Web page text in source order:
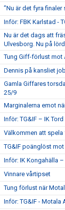
”Nu är det fyra finaler
Inför: FBK Karlstad -
Nu är det dags att
Ulvesborg. Nu på
Tung Giff-förlust mot
Dennis på kansliet
Gamla Giffares
25/9
Marginalerna emot
Inför: TG&IF – IK Tord
Välkommen att spela
TG&IF poänglöst
Inför: IK Kongahälla –
Vinnare vårtipset
Tung förlust när
Inför: TG&IF - Motala